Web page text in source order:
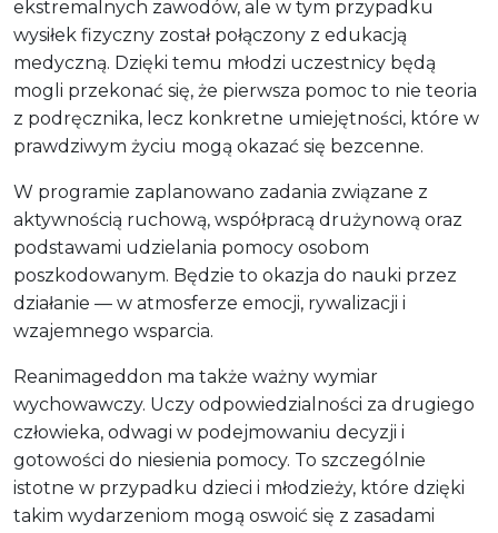
ekstremalnych zawodów, ale w tym przypadku
wysiłek fizyczny został połączony z edukacją
medyczną. Dzięki temu młodzi uczestnicy będą
mogli przekonać się, że pierwsza pomoc to nie teoria
z podręcznika, lecz konkretne umiejętności, które w
prawdziwym życiu mogą okazać się bezcenne.
W programie zaplanowano zadania związane z
aktywnością ruchową, współpracą drużynową oraz
podstawami udzielania pomocy osobom
poszkodowanym. Będzie to okazja do nauki przez
działanie — w atmosferze emocji, rywalizacji i
wzajemnego wsparcia.
Reanimageddon ma także ważny wymiar
wychowawczy. Uczy odpowiedzialności za drugiego
człowieka, odwagi w podejmowaniu decyzji i
gotowości do niesienia pomocy. To szczególnie
istotne w przypadku dzieci i młodzieży, które dzięki
takim wydarzeniom mogą oswoić się z zasadami